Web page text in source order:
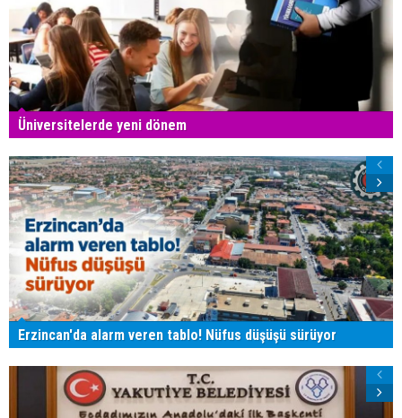
Üniversitelerde yeni dönem
Erzincan'da alarm veren tablo! Nüfus düşüşü sürüyor